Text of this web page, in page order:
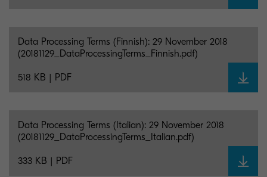
Data Processing Terms (Finnish): 29 November 2018
(20181129_DataProcessingTerms_Finnish.pdf)
518 KB | PDF
Data Processing Terms (Italian): 29 November 2018
(20181129_DataProcessingTerms_Italian.pdf)
333 KB | PDF